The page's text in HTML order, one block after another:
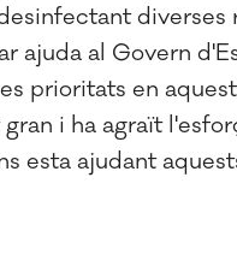
ajuda al Govern
prioritats en
i ha agraït
esta ajudant